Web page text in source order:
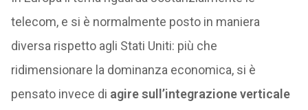
telecom, e si è normalmente posto in maniera
diversa rispetto agli Stati Uniti: più che
ridimensionare la dominanza economica, si è
pensato invece di agire sull’integrazione verticale